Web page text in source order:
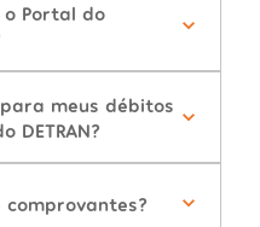
o Portal do
meus débitos
DETRAN?
comprovantes?